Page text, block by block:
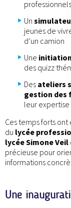
professionnels
Un
jeunes de
d’un camion
Une
des quizz
Des ateliers
gestion des
leur
Ces temps forts ont
du lycée
lycée Simone Veil
précieuse pour
informations
Une